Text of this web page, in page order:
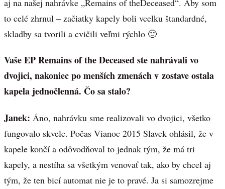
to celé zhrnul – začiatky kapely boli vcelku štandardné,
skladby sa tvorili a cvičili veľmi rýchlo 🙂
Vaše EP Remains of the Deceased ste nahrávali vo
dvojici, nakoniec po menších zmenách v zostave ostala
kapela jednočlenná. Čo sa stalo?
Janek: Áno, nahrávku sme realizovali vo dvojici, všetko
fungovalo skvele. Počas Vianoc 2015 Slavek ohlásil, že v
kapele končí a odôvodňoval to jednak tým, že má tri
kapely, a nestíha sa všetkým venovať tak, ako by chcel aj
tým, že ten bicí automat nie je to pravé. Ja si samozrejme